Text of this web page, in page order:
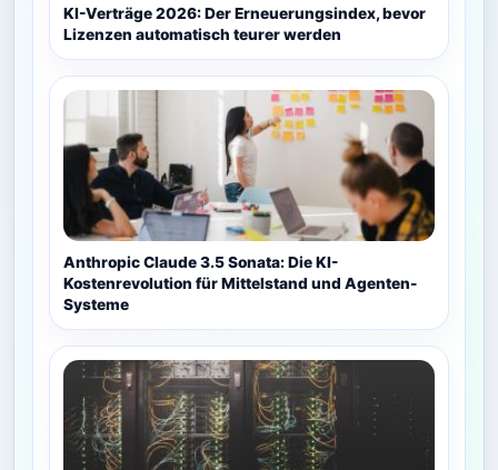
KI-Verträge 2026: Der Erneuerungsindex, bevor
Lizenzen automatisch teurer werden
Anthropic Claude 3.5 Sonata: Die KI-
Kostenrevolution für Mittelstand und Agenten-
Systeme